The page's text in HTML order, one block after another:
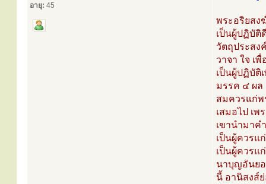
อายุ: 45
พระอริยสง
เป็นผู้ปฏิบัติ
วัตถุประสง
วาจา ใจ เ
เป็นผู้ปฏิบัติ
มรรค ๔ ผ
สมควรแก่พ
เสมอไป เ
เขานำมาค
เป็นผู้ควร
เป็นผู้ควรแ
นาบุญอันยอ
นี้ อานิสงส์